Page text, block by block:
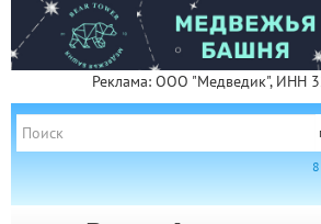
Реклама: ООО "Медведик", ИНН